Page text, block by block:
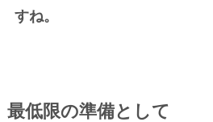
すね。
最低限の準備として